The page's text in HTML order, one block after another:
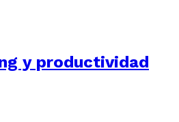
y productividad